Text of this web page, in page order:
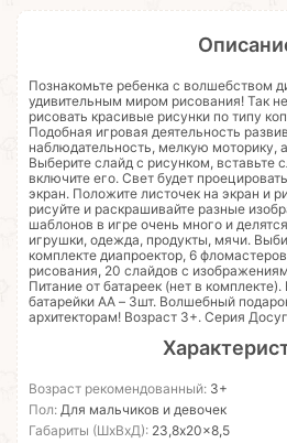
Познакомьте ребенка с волшебством
удивительным миром рисования! Так
рисовать красивые рисунки по типу
Подобная игровая деятельность
наблюдательность, мелкую моторику,
Выберите слайд с рисунком, вставьте
включите его. Свет будет
экран. Положите листочек на экран и
рисуйте и раскрашивайте разные
шаблонов в игре очень много и
игрушки, одежда, продукты, мячи.
комплекте диапроектор, 6
рисования, 20 слайдов с
Питание от батареек (нет в
батарейки АА – 3шт. Волшебный
архитекторам! Возраст 3+. Серия
Возраст рекомендованный: 3+
Пол: Для мальчиков и девочек
Габариты (ШхВхД): 23,8x20x8,5